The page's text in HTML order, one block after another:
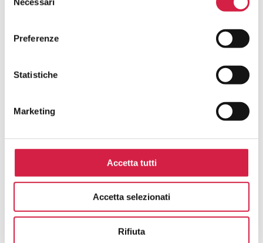
del
Preferenze
Statistiche
Marketing
Accetta tutti
Accetta selezionati
Rifiuta
Rosa?
Come Posso Utilizzare I Servizi Offerti
Hai avuto un’esperienza in questa
struttura e desideri inviarci un tuo